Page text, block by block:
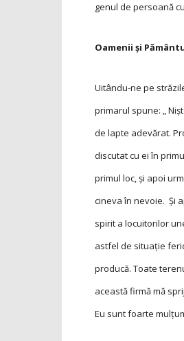
genul de persoană
Oamenii și
Uitându-ne pe
primarul spune: „
de lapte adevărat.
discutat cu ei în
primul loc, și apoi
cineva în nevoie. Și
spirit a locuitorilor
astfel de situaţie
producă. Toate
această firmă mă
Eu sunt foarte